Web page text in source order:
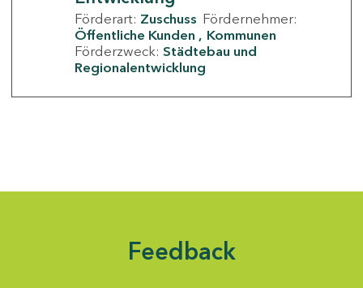
Förderart: Zuschuss Fördernehmer:
Öffentliche Kunden
Kommunen
Förderzweck: Städtebau und
Regionalentwicklung
Feedback